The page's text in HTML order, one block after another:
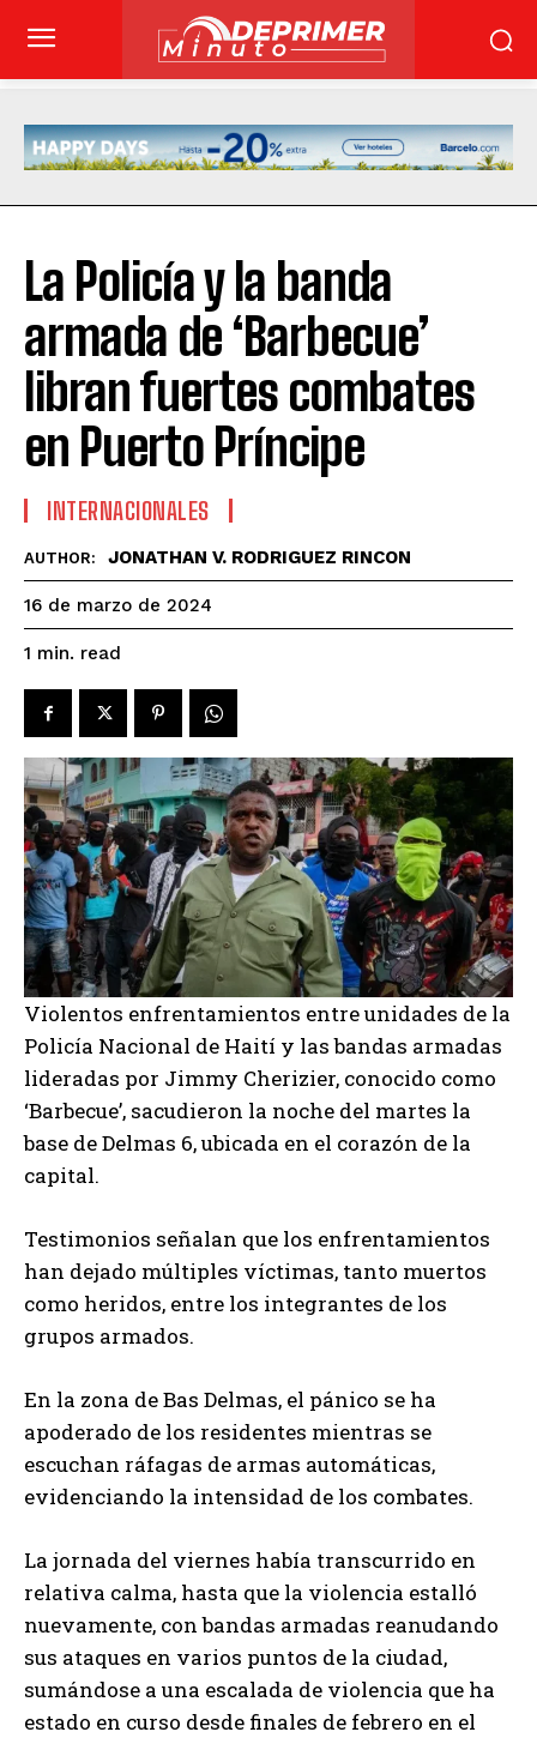
La Policía y la banda
armada de ‘Barbecue’
libran fuertes combates
en Puerto Príncipe
INTERNACIONALES
AUTHOR: JONATHAN V. RODRIGUEZ RINCON
16 de marzo de 2024
1 min. read
Violentos enfrentamientos entre unidades de la
Policía Nacional de Haití y las bandas armadas
lideradas por Jimmy Cherizier, conocido como
‘Barbecue’, sacudieron la noche del martes la
base de Delmas 6, ubicada en el corazón de la
capital.
Testimonios señalan que los enfrentamientos
han dejado múltiples víctimas, tanto muertos
como heridos, entre los integrantes de los
grupos armados.
En la zona de Bas Delmas, el pánico se ha
apoderado de los residentes mientras se
escuchan ráfagas de armas automáticas,
evidenciando la intensidad de los combates.
La jornada del viernes había transcurrido en
relativa calma, hasta que la violencia estalló
nuevamente, con bandas armadas reanudando
sus ataques en varios puntos de la ciudad,
sumándose a una escalada de violencia que ha
estado en curso desde finales de febrero en el